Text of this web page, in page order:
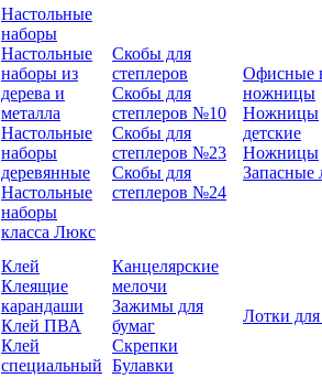
Настольные
наборы
Настольные
наборы из
дерева и
металла
Настольные
наборы
деревянные
Настольные
наборы
класса Люкс
Скобы для
степлеров
Скобы для
степлеров №10
Скобы для
степлеров №23
Скобы для
степлеров №24
Офисные
ножницы
Ножницы
детские
Ножницы
Запасные
Клей
Клеящие
карандаши
Клей ПВА
Клей
специальный
Канцелярские
мелочи
Зажимы для
бумаг
Скрепки
Булавки
Лотки